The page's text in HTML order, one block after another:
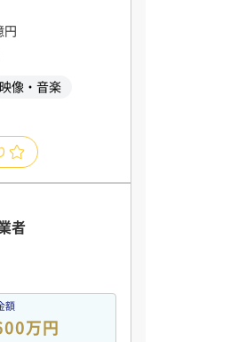
円
映像・音楽
者
額
万円